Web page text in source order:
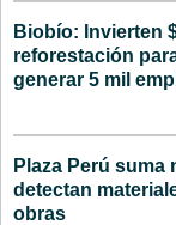
Biobío: Invierten
reforestación
generar 5 mil
Plaza Perú
detectan
obras